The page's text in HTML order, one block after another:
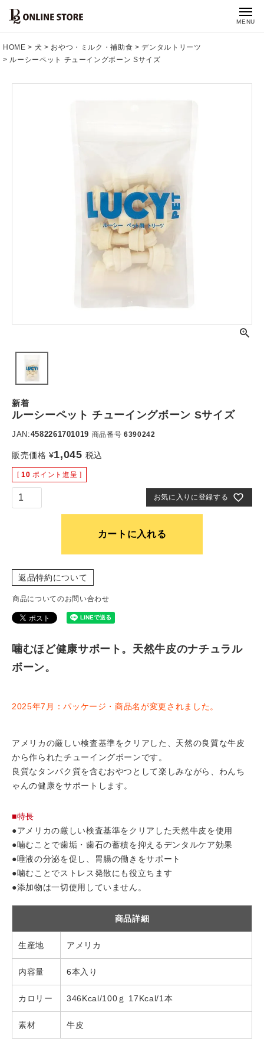
MENU
HOME 犬 おやつ・ミルク・補助食
デンタルトリーツ
ルーシーペット チューイングボーン Sサイズ
新着
ルーシーペット チューイングボーン Sサイズ
JAN:4582261701019 商品番号 6390242
販売価格 ¥1,045 税込
[ 10 ポイント進呈 ]
お気に入りに登録する
カートに入れる
返品特約について
商品についてのお問い合わせ
噛むほど健康サポート。天然牛皮のナチュラル
ボーン。
2025年7月：パッケージ・商品名が変更されました。
アメリカの厳しい検査基準をクリアした、天然の良質な牛皮
から作られたチューイングボーンです。
良質なタンパク質を含むおやつとして楽しみながら、わんち
ゃんの健康をサポートします。
■特長
●アメリカの厳しい検査基準をクリアした天然牛皮を使用
●噛むことで歯垢・歯石の蓄積を抑えるデンタルケア効果
●唾液の分泌を促し、胃腸の働きをサポート
●噛むことでストレス発散にも役立ちます
●添加物は一切使用していません。
商品詳細
生産地 アメリカ
内容量 6本入り
カロリー 346Kcal/100ｇ 17Kcal/1本
素材 牛皮